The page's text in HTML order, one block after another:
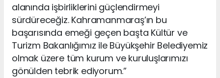
alanında işbirliklerini güçlendirmeyi
sürdüreceğiz. Kahramanmaraş’ın bu
başarısında emeği geçen başta Kültür ve
Turizm Bakanlığımız ile Büyükşehir Belediyemiz
olmak üzere tüm kurum ve kuruluşlarımızı
gönülden tebrik ediyorum.”